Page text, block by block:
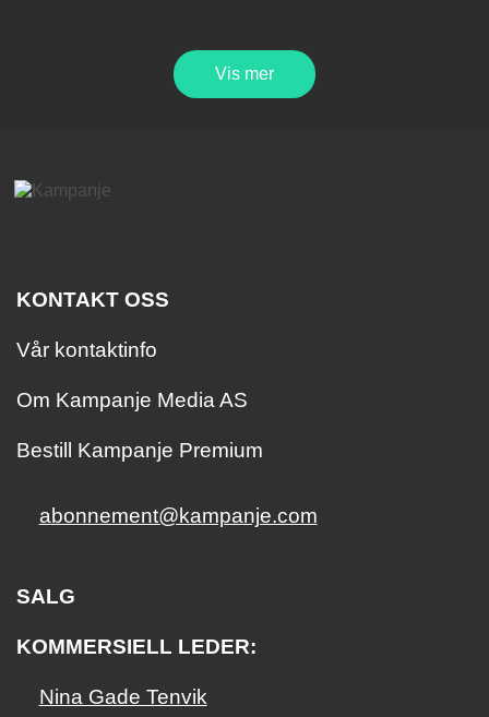
Vis mer
KONTAKT OSS
Vår kontaktinfo
Om Kampanje Media AS
Bestill Kampanje Premium
abonnement@kampanje.com
SALG
KOMMERSIELL LEDER:
Nina Gade Tenvik